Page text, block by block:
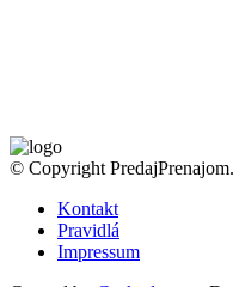
© Copyright
Kontakt
Pravidlá
Impressum